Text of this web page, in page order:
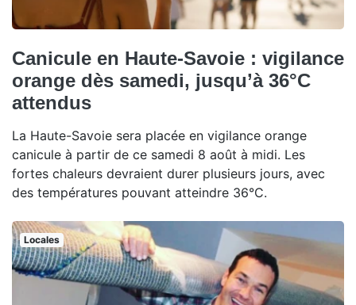
Canicule en Haute-Savoie : vigilance
orange dès samedi, jusqu’à 36°C
attendus
La Haute-Savoie sera placée en vigilance orange
canicule à partir de ce samedi 8 août à midi. Les
fortes chaleurs devraient durer plusieurs jours, avec
des températures pouvant atteindre 36°C.
Locales